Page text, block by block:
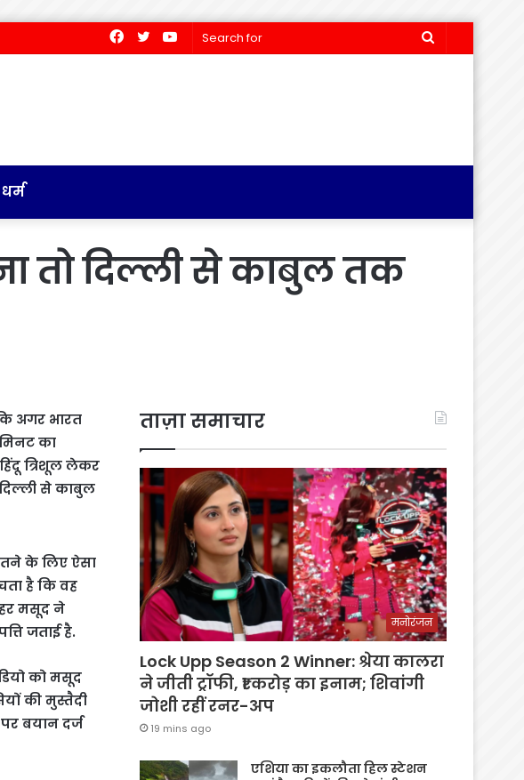
Search
YouTube
Twitter
Facebook
धर्म
तो दिल्ली से काबुल तक
अगर भारत
का
त्रिशूल लेकर
दिल्ली से काबुल
के लिए ऐसा
है कि वह
मसूद ने
जताई है.
को मसूद
की मुस्तैदी
बयान दर्ज
ताज़ा समाचार
मनोरंजन
Lock Upp Season 2 Winner: श्रेया कालरा
ने जीती ट्रॉफी, ₹1 करोड़ का इनाम; शिवांगी
जोशी रहीं रनर-अप
19 mins ago
एशिया का इकलौता हिल स्टेशन